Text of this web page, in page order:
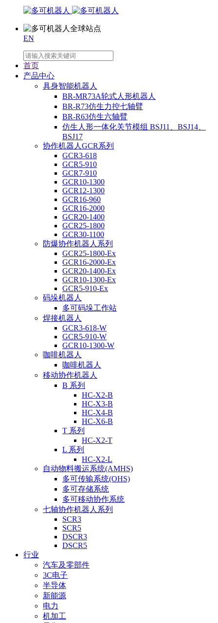
EN
首页
产品中心
具身智能机器人
BR-MR73A轮式人形机器人
BR-R73仿生力控七轴臂
BR-R63仿生六轴臂
仿生人形一体化关节模组 BSJ11、BSJ14、
BSJ17
协作机器人GCR系列
GCR3-618
GCR5-910
GCR7-910
GCR10-1300
GCR12-1300
GCR16-960
GCR16-2000
GCR20-1400
GCR25-1800
GCR30-1100
防爆协作机器人系列
GCR25-1800-Ex
GCR16-2000-Ex
GCR20-1400-Ex
GCR10-1300-Ex
GCR5-910-Ex
码垛机器人
多可码垛工作站
焊接机器人
GCR3-618-W
GCR5-910-W
GCR10-1300-W
咖啡机器人
咖啡机器人
移动协作机器人
B 系列
HC-X2-B
HC-X3-B
HC-X4-B
HC-X6-B
T 系列
HC-X2-T
L 系列
HC-X2-L
自动物料搬运系统(AMHS)
多可传输系统(OHS)
多可存储系统
多可移动协作系统
七轴协作机器人系列
SCR3
SCR5
DSCR3
DSCR5
行业
汽车及零部件
3C电子
半导体
新能源
电力
机加工